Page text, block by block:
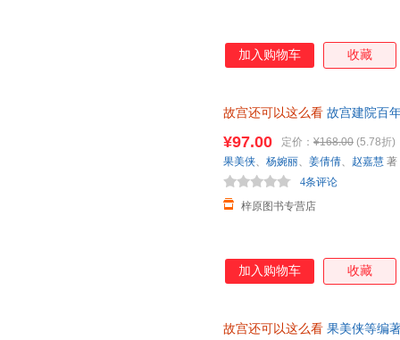
加入购物车 收藏
故宫还可以这么看 故宫建院百
¥97.00 定价： ¥168.00 (5.78折)
梓原图书专营店
4条评论
果美侠、 杨婉丽、 姜倩倩、 赵嘉慧
加入购物车 收藏
故宫还可以这么看 果美侠等编